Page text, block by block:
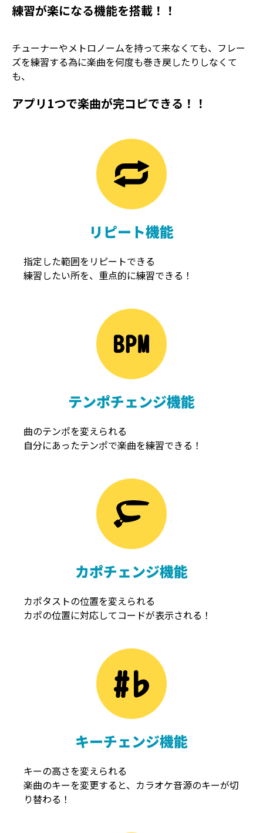
練習が楽になる機能を搭載！！
チューナーやメトロノームを持って来なくても、フレー
ズを練習する為に楽曲を何度も巻き戻したりしなくて
も、
アプリ1つで楽曲が完コピできる！！
リピート機能
指定した範囲をリピートできる
練習したい所を、重点的に練習できる！
テンポチェンジ機能
曲のテンポを変えられる
自分にあったテンポで楽曲を練習できる！
カポチェンジ機能
カポタストの位置を変えられる
カポの位置に対応してコードが表示される！
キーチェンジ機能
キーの高さを変えられる
楽曲のキーを変更すると、カラオケ音源のキーが切
り替わる！